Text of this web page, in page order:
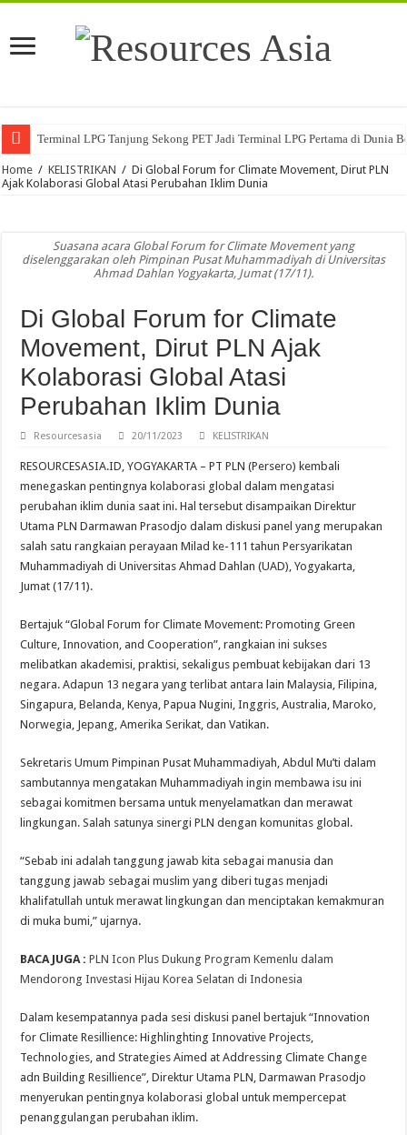
Terminal LPG Tanjung Sekong PET Jadi Terminal LPG Pertama di Dunia
Home / KELISTRIKAN / Di Global Forum for Climate Movement, Dirut PLN
Ajak Kolaborasi Global Atasi Perubahan Iklim Dunia
Suasana acara Global Forum for Climate Movement yang
diselenggarakan oleh Pimpinan Pusat Muhammadiyah di Universitas
Ahmad Dahlan Yogyakarta, Jumat (17/11).
Di Global Forum for Climate
Movement, Dirut PLN Ajak
Kolaborasi Global Atasi
Perubahan Iklim Dunia
Resourcesasia 20/11/2023 KELISTRIKAN
RESOURCESASIA.ID, YOGYAKARTA – PT PLN (Persero) kembali
menegaskan pentingnya kolaborasi global dalam mengatasi
perubahan iklim dunia saat ini. Hal tersebut disampaikan Direktur
Utama PLN Darmawan Prasodjo dalam diskusi panel yang merupakan
salah satu rangkaian perayaan Milad ke-111 tahun Persyarikatan
Muhammadiyah di Universitas Ahmad Dahlan (UAD), Yogyakarta,
Jumat (17/11).
Bertajuk “Global Forum for Climate Movement: Promoting Green
Culture, Innovation, and Cooperation”, rangkaian ini sukses
melibatkan akademisi, praktisi, sekaligus pembuat kebijakan dari 13
negara. Adapun 13 negara yang terlibat antara lain Malaysia, Filipina,
Singapura, Belanda, Kenya, Papua Nugini, Inggris, Australia, Maroko,
Norwegia, Jepang, Amerika Serikat, dan Vatikan.
Sekretaris Umum Pimpinan Pusat Muhammadiyah, Abdul Mu’ti dalam
sambutannya mengatakan Muhammadiyah ingin membawa isu ini
sebagai komitmen bersama untuk menyelamatkan dan merawat
lingkungan. Salah satunya sinergi PLN dengan komunitas global.
“Sebab ini adalah tanggung jawab kita sebagai manusia dan
tanggung jawab sebagai muslim yang diberi tugas menjadi
khalifatullah untuk merawat lingkungan dan menciptakan kemakmuran
di muka bumi,” ujarnya.
BACA JUGA : PLN Icon Plus Dukung Program Kemenlu dalam
Mendorong Investasi Hijau Korea Selatan di Indonesia
Dalam kesempatannya pada sesi diskusi panel bertajuk “Innovation
for Climate Resillience: Highlinghting Innovative Projects,
Technologies, and Strategies Aimed at Addressing Climate Change
adn Building Resillience”, Direktur Utama PLN, Darmawan Prasodjo
menyerukan pentingnya kolaborasi global untuk mempercepat
penanggulangan perubahan iklim.